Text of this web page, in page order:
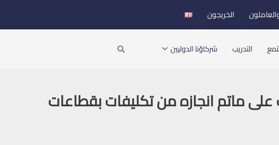
الخريجون
التدريب شركاؤنا الدوليين Search
ماتم انجازه من تكليفات بقطاعات